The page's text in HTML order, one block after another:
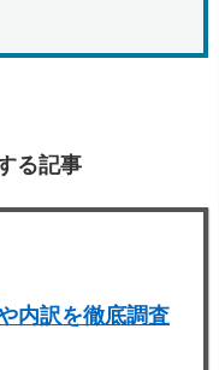
る記事
内訳を徹底調査